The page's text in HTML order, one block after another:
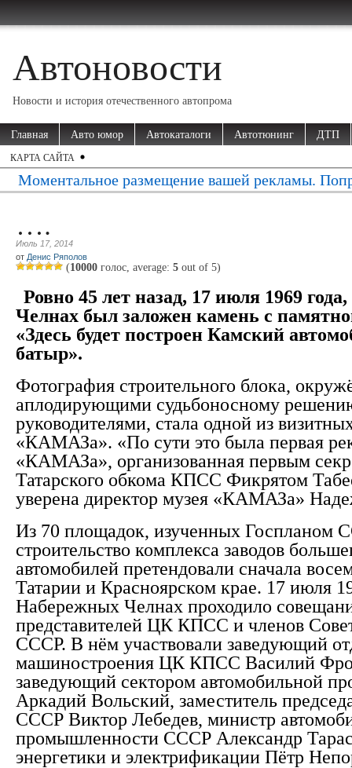
Автоновости
Новости и история отечественного автопрома
Главная Авто юмор Автокаталоги Автотюнинг ДТП
КАРТА САЙТА
Моментальное размещение вашей рекламы.
….
Июль 17, 2014
от Денис Ряполов
(10000 голос, average: 5 out of 5)
Ровно 45 лет назад, 17 июля 1969
Челнах был заложен камень с
«Здесь будет построен Камский
батыр».
Фотография строительного блока,
аплодирующими судьбоносному
руководителями, стала одной из
«КАМАЗа». «По сути это была первая
«КАМАЗа», организованная первым
Татарского обкома КПСС Фикрятом
уверена директор музея «КАМАЗа»
Из 70 площадок, изученных Госпланом
строительство комплекса заводов
автомобилей претендовали сначала
Татарии и Красноярском крае. 17 июля
Набережных Челнах проходило
представителей ЦК КПСС и членов
СССР. В нём участвовали заведующий
машиностроения ЦК КПСС Василий
заведующий сектором автомобильной
Аркадий Вольский, заместитель
СССР Виктор Лебедев, министр
промышленности СССР Александр
энергетики и электрификации Пётр